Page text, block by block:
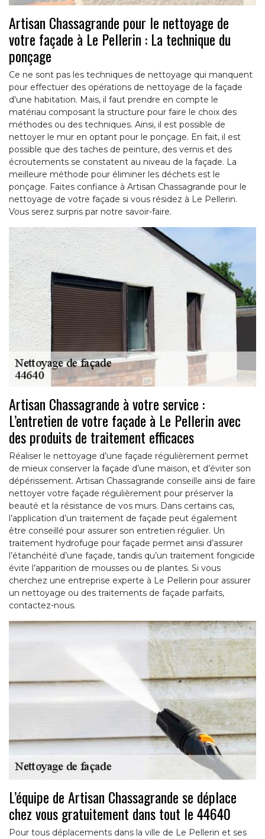
Artisan Chassagrande pour le nettoyage de
votre façade à Le Pellerin : La technique du
ponçage
Ce ne sont pas les techniques de nettoyage qui manquent
pour effectuer des opérations de nettoyage de la façade
d'une habitation. Mais, il faut prendre en compte le
matériau composant la structure pour faire le choix des
méthodes ou des techniques. Ainsi, il est possible de
nettoyer le mur en optant pour le ponçage. En fait, il est
possible que des taches de peinture, des vernis et des
écroutements se constatent au niveau de la façade. La
meilleure méthode pour éliminer les déchets est le
ponçage. Faites confiance à Artisan Chassagrande pour le
nettoyage de votre façade si vous résidez à Le Pellerin.
Vous serez surpris par notre savoir-faire.
Artisan Chassagrande à votre service :
L’entretien de votre façade à Le Pellerin avec
des produits de traitement efficaces
Réaliser le nettoyage d’une façade régulièrement permet
de mieux conserver la façade d’une maison, et d’éviter son
dépérissement. Artisan Chassagrande conseille ainsi de faire
nettoyer votre façade régulièrement pour préserver la
beauté et la résistance de vos murs. Dans certains cas,
l’application d’un traitement de façade peut également
être conseillé pour assurer son entretien régulier. Un
traitement hydrofuge pour façade permet ainsi d’assurer
l’étanchéité d’une façade, tandis qu’un traitement fongicide
évite l’apparition de mousses ou de plantes. Si vous
cherchez une entreprise experte à Le Pellerin pour assurer
un nettoyage ou des traitements de façade parfaits,
contactez-nous.
L’équipe de Artisan Chassagrande se déplace
chez vous gratuitement dans tout le 44640
Pour tous déplacements dans la ville de Le Pellerin et ses